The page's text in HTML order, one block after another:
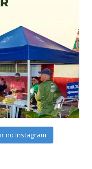
no Instagram